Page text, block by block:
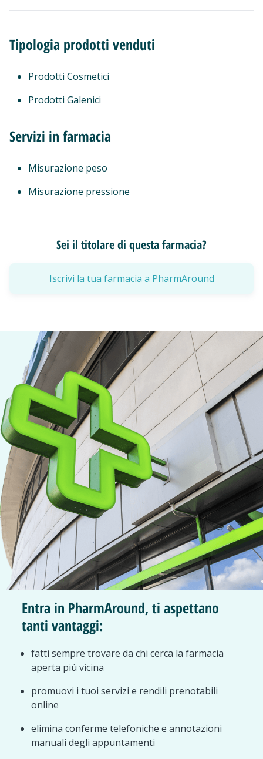
Tipologia prodotti venduti
Prodotti Cosmetici
Prodotti Galenici
Servizi in farmacia
Misurazione peso
Misurazione pressione
Sei il titolare di questa farmacia?
Iscrivi la tua farmacia a PharmAround
Entra in PharmAround, ti aspettano
tanti vantaggi:
fatti sempre trovare da chi cerca la farmacia
aperta più vicina
promuovi i tuoi servizi e rendili prenotabili
online
elimina conferme telefoniche e annotazioni
manuali degli appuntamenti